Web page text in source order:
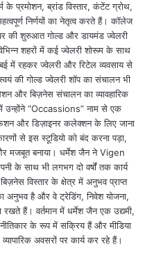
के लिए समर्पित करना अपनी
साधन हो सकता है।
आदत के कारण आपको भी
है। बल्कि अपने काम करने
वो (Taurus):
समय में पूरे कर सकते हैं।
और खरीददारी के
में भी सुधार होता
है।
के प्रमोशन, ब्रांड विस्तार, कंटेंट ग्रोथ,
निर्णयों का नेतृत्व करते हैं। कॉलेज
की शुरुआत गोल्ड और डायमंड ज्वेलरी
शहरों में कई ज्वेलरी शोरूम के साथ
में रहकर ज्वेलरी और रिटेल व्यवसाय से
की गोल्ड ज्वेलरी शॉप का संचालन भी
और बिज़नेस संचालन का व्यावहारिक
उन्होंने “Occassions” नाम से एक
फैशन और डिज़ाइनर कलेक्शन के लिए जाना
से इस स्टूडियो को बंद करना पड़ा,
मजबूत बनाया। धर्मेश जैन ने Vigen
के साथ भी लगभग दो वर्षों तक कार्य
विस्तार के क्षेत्र में अनुभव प्राप्त
अनुभव है और वे ट्रेडिंग, निवेश योजना,
हैं। वर्तमान में धर्मेश जैन एक उद्यमी,
के रूप में सक्रिय हैं और मीडिया
अवसरों पर कार्य कर रहे हैं।